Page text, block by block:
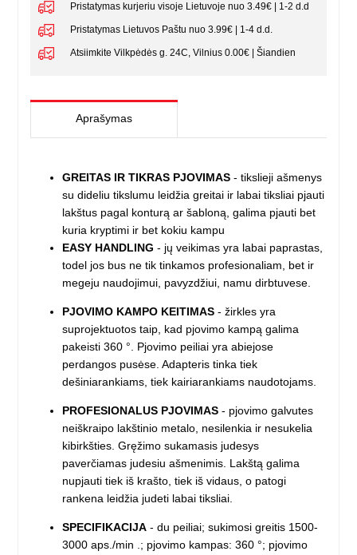
Pristatymas kurjeriu visoje Lietuvoje nuo 3.49€ | 1-2 d.d
Pristatymas Lietuvos Paštu nuo 3.99€ | 1-4 d.d.
Atsiimkite Vilkpėdės g. 24C, Vilnius 0.00€ | Šiandien
Aprašymas
GREITAS IR TIKRAS PJOVIMAS - tikslieji ašmenys
su dideliu tikslumu leidžia greitai ir labai tiksliai pjauti
lakštus pagal konturą ar šabloną, galima pjauti bet
kuria kryptimi ir bet kokiu kampu
EASY HANDLING - jų veikimas yra labai paprastas,
todel jos bus ne tik tinkamos profesionaliam, bet ir
megeju naudojimui, pavyzdžiui, namu dirbtuvese.
PJOVIMO KAMPO KEITIMAS - žirkles yra
suprojektuotos taip, kad pjovimo kampą galima
pakeisti 360 °. Pjovimo peiliai yra abiejose
perdangos pusėse. Adapteris tinka tiek
dešiniarankiams, tiek kairiarankiams naudotojams.
PROFESIONALUS PJOVIMAS - pjovimo galvutes
neiškraipo lakštinio metalo, nesilenkia ir nesukelia
kibirkšties. Gręžimo sukamasis judesys
paverčiamas judesiu ašmenimis. Lakštą galima
nupjauti tiek iš krašto, tiek iš vidaus, o patogi
rankena leidžia judeti labai tiksliai.
SPECIFIKACIJA - du peiliai; sukimosi greitis 1500-
3000 aps./min .; pjovimo kampas: 360 °; pjovimo